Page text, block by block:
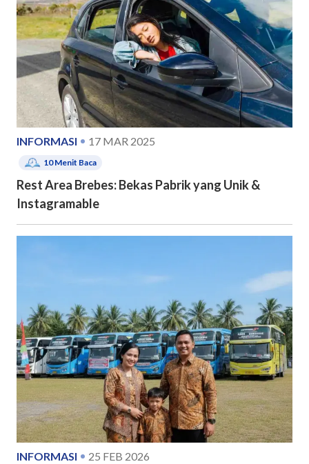
INFORMASI 17 MAR 2025
10Menit Baca
Rest Area Brebes: Bekas Pabrik yang Unik &
Instagramable
INFORMASI 25 FEB 2026